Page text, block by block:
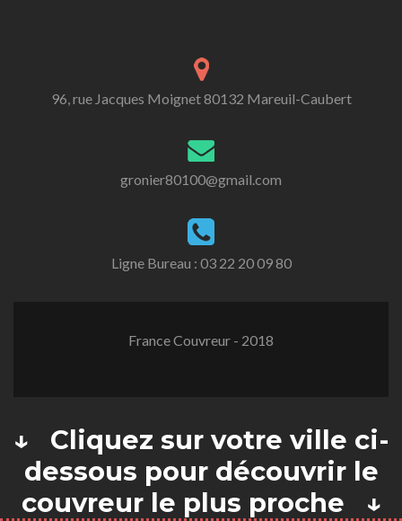
96, rue Jacques Moignet 80132 Mareuil-Caubert
gronier80100@gmail.com
Ligne Bureau : 03 22 20 09 80
France Couvreur - 2018
↓ Cliquez sur votre ville ci-
dessous pour découvrir le
couvreur le plus proche ↓